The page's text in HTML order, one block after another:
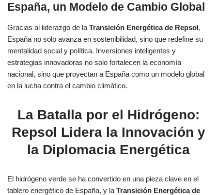
España, un Modelo de Cambio Global
Gracias al liderazgo de la Transición Energética de Repsol,
España no solo avanza en sostenibilidad, sino que redefine su
mentalidad social y política. Inversiones inteligentes y
estrategias innovadoras no solo fortalecen la economía
nacional, sino que proyectan a España como un modelo global
en la lucha contra el cambio climático.
La Batalla por el Hidrógeno:
Repsol Lidera la Innovación y
la Diplomacia Energética
El hidrógeno verde se ha convertido en una pieza clave en el
tablero energético de España, y la Transición Energética de